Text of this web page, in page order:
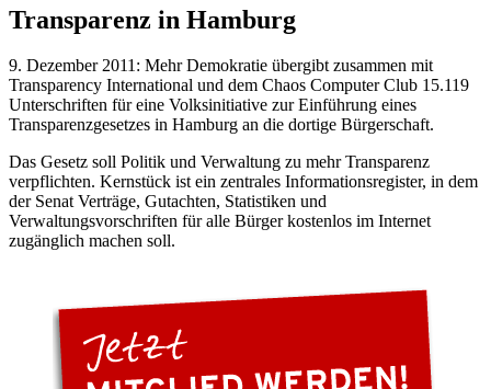
Transparenz in Hamburg
9. Dezember 2011: Mehr Demokratie übergibt zusammen mit
Transparency International und dem Chaos Computer Club 15.119
Unterschriften für eine Volksinitiative zur Einführung eines
Transparenzgesetzes in Hamburg an die dortige Bürgerschaft.
Das Gesetz soll Politik und Verwaltung zu mehr Transparenz
verpflichten. Kernstück ist ein zentrales Informationsregister, in dem
der Senat Verträge, Gutachten, Statistiken und
Verwaltungsvorschriften für alle Bürger kostenlos im Internet
zugänglich machen soll.